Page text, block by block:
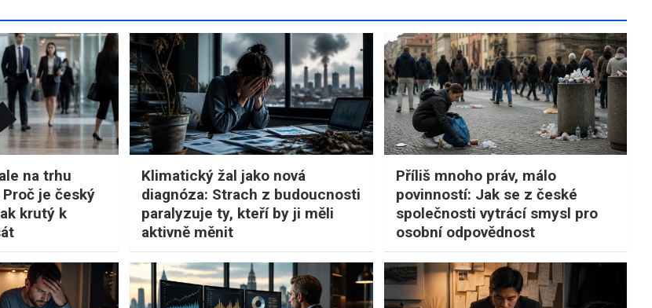
na trhu
je český
krutý k
Klimatický žal jako nová
diagnóza: Strach z budoucnosti
paralyzuje ty, kteří by ji měli
aktivně měnit
Příliš mnoho práv, málo
povinností: Jak se z české
společnosti vytrácí smysl pro
osobní odpovědnost